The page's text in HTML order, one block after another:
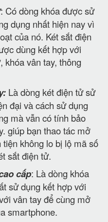
: Có dòng khóa được sử
dụng nhất hiện nay vì
của nó. Két sắt điện
dùng kết hợp với
khóa vân tay, thông
Là dòng két điện tử sử
đại và cách sử dụng
mà vẫn có tính bảo
giúp bạn thao tác mở
không lo bị lộ mã số
sắt điện tử.
cấp: Là dòng khóa
sử dụng kết hợp với
vân tay để cùng mở
smartphone.